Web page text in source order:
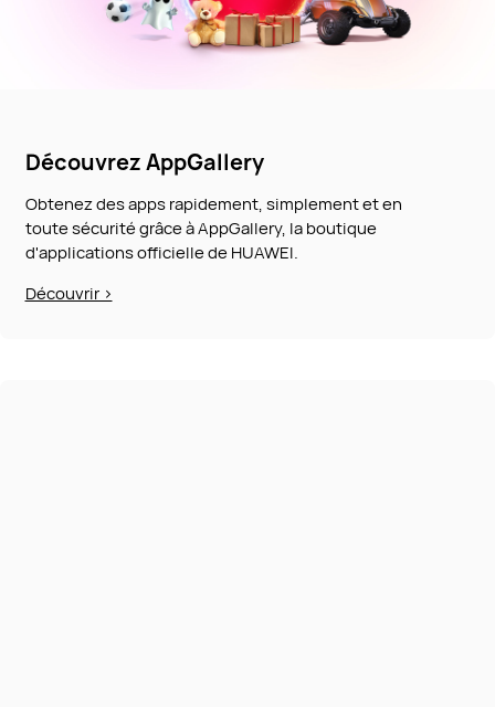
Découvrez AppGallery
Obtenez des apps rapidement, simplement et en
toute sécurité grâce à AppGallery, la boutique
d'applications officielle de HUAWEI.
Découvrir >